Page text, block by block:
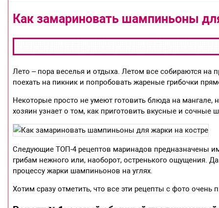
Как замариновать шампиньоны
Лето – пора веселья и отдыха. Летом все собираются на
поехать на пикник и попробовать жареные грибочки
Некоторые просто не умеют готовить блюда на мангале,
хозяин узнает о том, как приготовить вкусные и сочные
Следующие ТОП-4 рецептов маринадов предназначены
грибам нежного или, наоборот, остренького ощущения.
процессу жарки шампиньонов на углях.
Хотим сразу отметить, что все эти рецепты с фото